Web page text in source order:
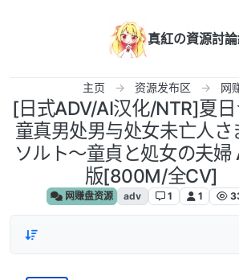
真紅の資源討
主页 资源发布区 网
[日式ADV/AI汉化/NTR]夏
童真男处男与处女未亡人
ソルト～童貞と処女の夫婦
版[800M/全CV]
网赚盘资源 adv 1 1